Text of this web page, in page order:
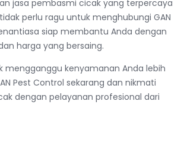
jasa pembasmi cicak yang terpercaya
perlu ragu untuk menghubungi GAN
siap membantu Anda dengan
harga yang bersaing.
mengganggu kenyamanan Anda lebih
Pest Control sekarang dan nikmati
dengan pelayanan profesional dari